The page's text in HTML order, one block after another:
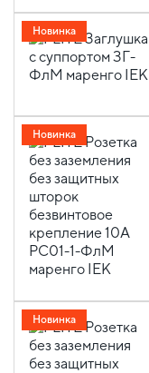
Новинка
Новинка
Новинка